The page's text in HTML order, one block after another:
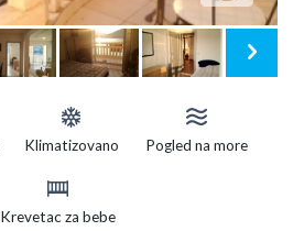
Klimatizovano Pogled na more
Krevetac za bebe